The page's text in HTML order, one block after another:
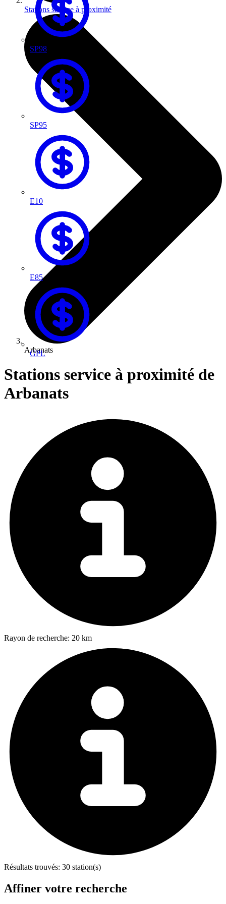
SP98
SP95
E10
E85
GPL
Stations service à proximité
Arbanats
Stations service à proximité de
Arbanats
Rayon de recherche: 20 km
Résultats trouvés: 30 station(s)
Affiner votre recherche